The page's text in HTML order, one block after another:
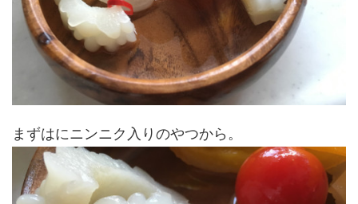
まずはにニンニク入りのやつから。